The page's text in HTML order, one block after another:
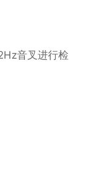
音叉进行检